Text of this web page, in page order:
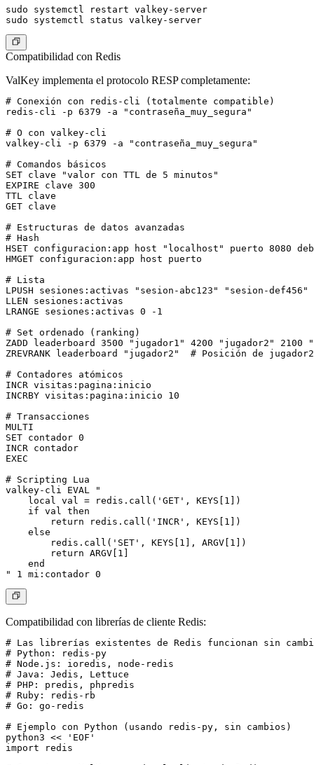
sudo systemctl restart valkey-server
Compatibilidad con Redis
ValKey implementa el protocolo RESP completamente:
# Conexión con redis-cli (totalmente compatible)
redis-cli -p 6379 -a "contraseña_muy_segura"
# O con valkey-cli
valkey-cli -p 6379 -a "contraseña_muy_segura"
# Comandos básicos
SET clave "valor con TTL de 5 minutos"
EXPIRE clave 300
TTL clave
GET clave
# Estructuras de datos avanzadas
# Hash
HSET configuracion:app host "localhost" puerto 8080
HMGET configuracion:app host puerto
# Lista
LPUSH sesiones:activas "sesion-abc123" "sesion-def456"
LLEN sesiones:activas
LRANGE sesiones:activas 0 -1
# Set ordenado (ranking)
ZADD leaderboard 3500 "jugador1" 4200 "jugador2" 2100
ZREVRANK leaderboard "jugador2"  # Posición de jugador2
# Contadores atómicos
INCR visitas:pagina:inicio
INCRBY visitas:pagina:inicio 10
# Transacciones
MULTI
SET contador 0
INCR contador
EXEC
# Scripting Lua
valkey-cli EVAL "
    local val = redis.call('GET', KEYS[1])
    if val then
        return redis.call('INCR', KEYS[1])
    else
        redis.call('SET', KEYS[1], ARGV[1])
        return ARGV[1]
    end
Compatibilidad con librerías de cliente Redis:
# Las librerías existentes de Redis funcionan sin
# Python: redis-py
# Node.js: ioredis, node-redis
# Java: Jedis, Lettuce
# PHP: predis, phpredis
# Ruby: redis-rb
# Go: go-redis
# Ejemplo con Python (usando redis-py, sin cambios)
python3 << 'EOF'
import redis